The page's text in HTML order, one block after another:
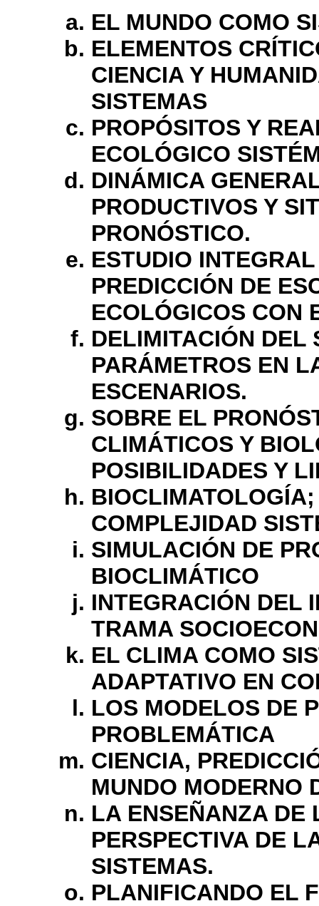
EL MUNDO COMO
ELEMENTOS
CIENCIA Y
SISTEMAS
PROPÓSITOS Y
ECOLÓGICO
DINÁMICA
PRODUCTIVOS Y
PRONÓSTICO.
ESTUDIO
PREDICCIÓN DE
ECOLÓGICOS CON
DELIMITACIÓN DEL
PARÁMETROS EN
ESCENARIOS.
SOBRE EL
CLIMÁTICOS Y
POSIBILIDADES Y
COMPLEJIDAD
SIMULACIÓN DE
BIOCLIMÁTICO
INTEGRACIÓN DEL
TRAMA
EL CLIMA COMO
ADAPTATIVO EN
LOS MODELOS DE
PROBLEMÁTICA
CIENCIA,
MUNDO MODERNO
LA ENSEÑANZA DE
PERSPECTIVA DE
SISTEMAS.
PLANIFICANDO EL